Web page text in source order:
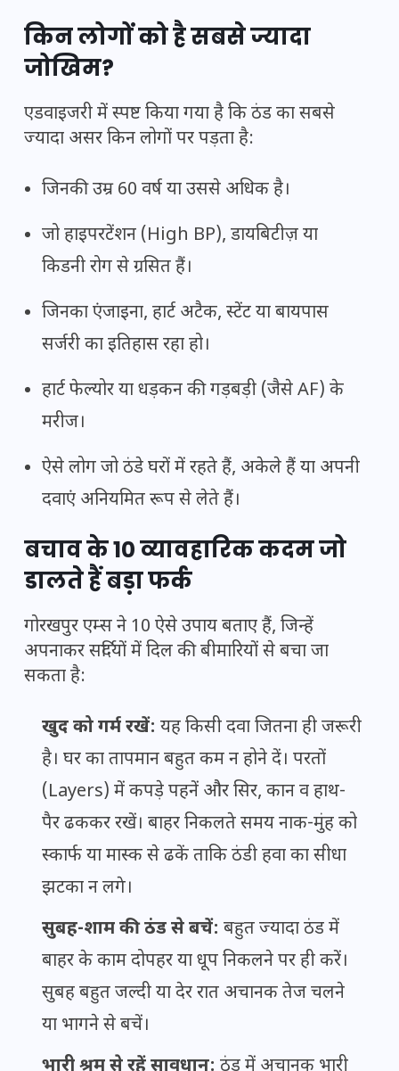
किन लोगों को है सबसे ज्यादा
जोखिम?
एडवाइजरी में स्पष्ट किया गया है कि ठंड का सबसे
ज्यादा असर किन लोगों पर पड़ता है:
जिनकी उम्र 60 वर्ष या उससे अधिक है।
जो हाइपरटेंशन (High BP), डायबिटीज़ या
किडनी रोग से ग्रसित हैं।
जिनका एंजाइना, हार्ट अटैक, स्टेंट या बायपास
सर्जरी का इतिहास रहा हो।
हार्ट फेल्योर या धड़कन की गड़बड़ी (जैसे AF) के
मरीज।
ऐसे लोग जो ठंडे घरों में रहते हैं, अकेले हैं या अपनी
दवाएं अनियमित रूप से लेते हैं।
बचाव के 10 व्यावहारिक कदम जो
डालते हैं बड़ा फर्क
गोरखपुर एम्स ने 10 ऐसे उपाय बताए हैं, जिन्हें
अपनाकर सर्दियों में दिल की बीमारियों से बचा जा
सकता है:
खुद को गर्म रखें: यह किसी दवा जितना ही जरूरी
है। घर का तापमान बहुत कम न होने दें। परतों
(Layers) में कपड़े पहनें और सिर, कान व हाथ-
पैर ढककर रखें। बाहर निकलते समय नाक-मुंह को
स्कार्फ या मास्क से ढकें ताकि ठंडी हवा का सीधा
झटका न लगे।
सुबह-शाम की ठंड से बचें: बहुत ज्यादा ठंड में
बाहर के काम दोपहर या धूप निकलने पर ही करें।
सुबह बहुत जल्दी या देर रात अचानक तेज चलने
या भागने से बचें।